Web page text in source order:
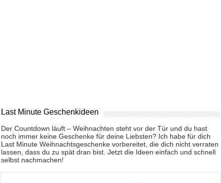
Last Minute Geschenkideen
Der Countdown läuft – Weihnachten steht vor der Tür und du hast
noch immer keine Geschenke für deine Liebsten? Ich habe für dich
Last Minute Weihnachtsgeschenke vorbereitet, die dich nicht verraten
lassen, dass du zu spät dran bist. Jetzt die Ideen einfach und schnell
selbst nachmachen!